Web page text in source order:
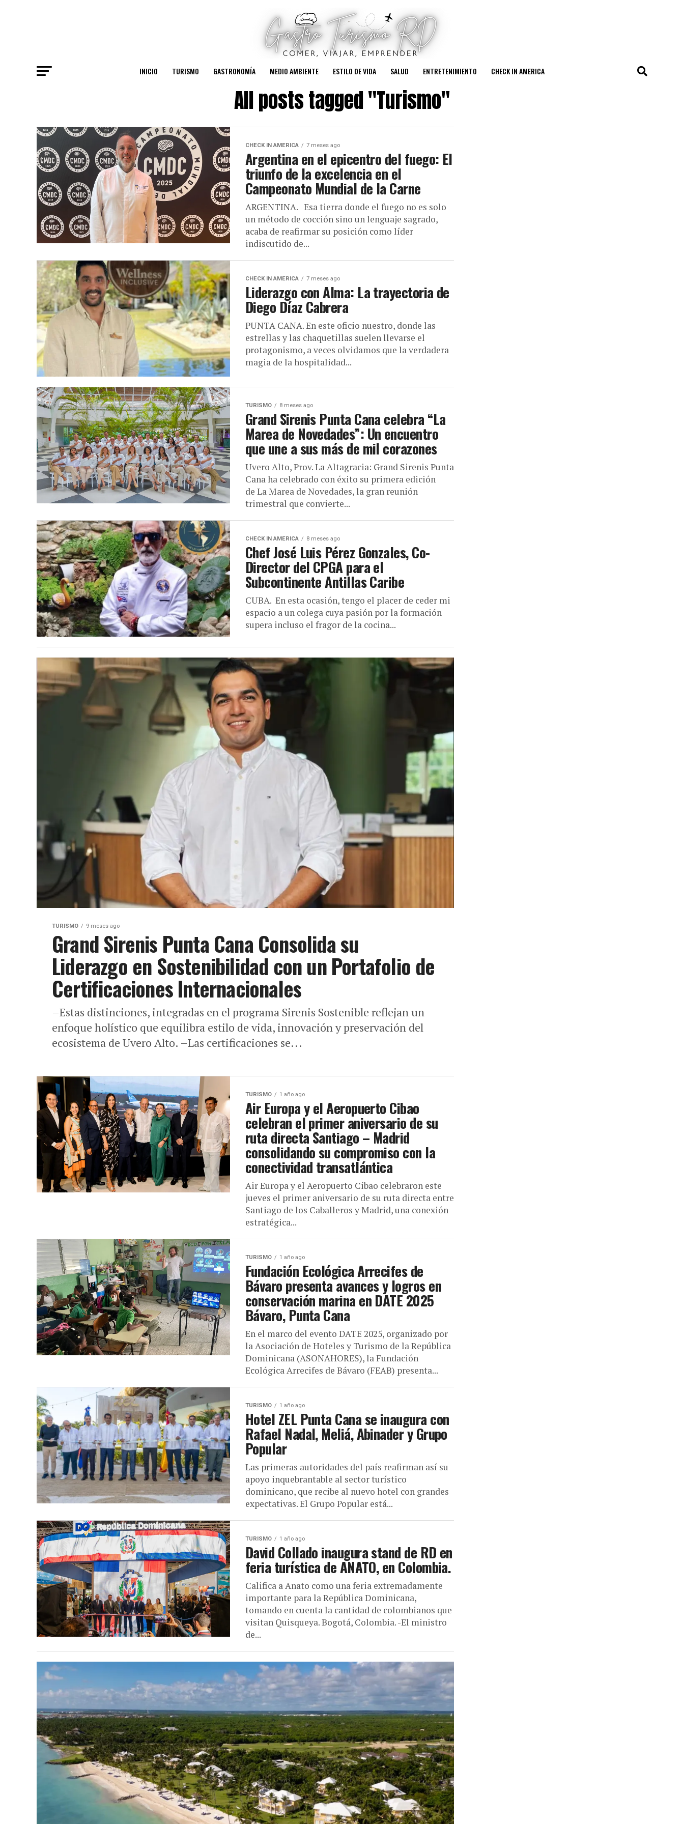
INICIO TURISMO GASTRONOMÍA MEDIO AMBIENTE ESTILO DE VIDA SALUD ENTRETENIMIENTO CHECK IN AMERICA
All posts tagged "Turismo"
CHECK IN AMERICA 7 meses ago
Argentina en el epicentro del fuego: El
triunfo de la excelencia en el
Campeonato Mundial de la Carne
ARGENTINA. Esa tierra donde el fuego no es solo
un método de cocción sino un lenguaje sagrado,
acaba de reafirmar su posición como líder
indiscutido de...
CHECK IN AMERICA 7 meses ago
Liderazgo con Alma: La trayectoria de
Diego Díaz Cabrera
PUNTA CANA. En este oficio nuestro, donde las
estrellas y las chaquetillas suelen llevarse el
protagonismo, a veces olvidamos que la verdadera
magia de la hospitalidad...
TURISMO 8 meses ago
Grand Sirenis Punta Cana celebra “La
Marea de Novedades”: Un encuentro
que une a sus más de mil corazones
Uvero Alto, Prov. La Altagracia: Grand Sirenis Punta
Cana ha celebrado con éxito su primera edición
de La Marea de Novedades, la gran reunión
trimestral que convierte...
CHECK IN AMERICA 8 meses ago
Chef José Luis Pérez Gonzales, Co-
Director del CPGA para el
Subcontinente Antillas Caribe
CUBA. En esta ocasión, tengo el placer de ceder mi
espacio a un colega cuya pasión por la formación
supera incluso el fragor de la cocina...
TURISMO 9 meses ago
Grand Sirenis Punta Cana Consolida su
Liderazgo en Sostenibilidad con un Portafolio de
Certificaciones Internacionales
–Estas distinciones, integradas en el programa Sirenis Sostenible reflejan un
enfoque holístico que equilibra estilo de vida, innovación y preservación del
ecosistema de Uvero Alto. –Las certificaciones se...
TURISMO 1 año ago
Air Europa y el Aeropuerto Cibao
celebran el primer aniversario de su
ruta directa Santiago – Madrid
consolidando su compromiso con la
conectividad transatlántica
Air Europa y el Aeropuerto Cibao celebraron este
jueves el primer aniversario de su ruta directa entre
Santiago de los Caballeros y Madrid, una conexión
estratégica...
TURISMO 1 año ago
Fundación Ecológica Arrecifes de
Bávaro presenta avances y logros en
conservación marina en DATE 2025
Bávaro, Punta Cana
En el marco del evento DATE 2025, organizado por
la Asociación de Hoteles y Turismo de la República
Dominicana (ASONAHORES), la Fundación
Ecológica Arrecifes de Bávaro (FEAB) presenta...
TURISMO 1 año ago
Hotel ZEL Punta Cana se inaugura con
Rafael Nadal, Meliá, Abinader y Grupo
Popular
Las primeras autoridades del país reafirman así su
apoyo inquebrantable al sector turístico
dominicano, que recibe al nuevo hotel con grandes
expectativas. El Grupo Popular está...
TURISMO 1 año ago
David Collado inaugura stand de RD en
feria turística de ANATO, en Colombia.
Califica a Anato como una feria extremadamente
importante para la República Dominicana,
tomando en cuenta la cantidad de colombianos que
visitan Quisqueya. Bogotá, Colombia. -El ministro
de...